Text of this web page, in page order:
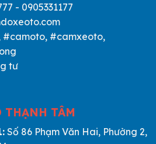
- 0905331177
#camoto, #camxeoto,
tư
THẠNH TÂM
Số 86 Phạm Văn Hai, Phường 2,